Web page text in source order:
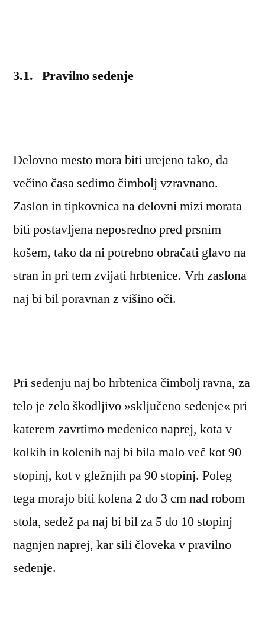
3.1. Pravilno sedenje
Delovno mesto mora biti urejeno tako, da
večino časa sedimo čimbolj vzravnano.
Zaslon in tipkovnica na delovni mizi morata
biti postavljena neposredno pred prsnim
košem, tako da ni potrebno obračati glavo na
stran in pri tem zvijati hrbtenice. Vrh zaslona
naj bi bil poravnan z višino oči.
Pri sedenju naj bo hrbtenica čimbolj ravna, za
telo je zelo škodljivo »sključeno sedenje« pri
katerem zavrtimo medenico naprej, kota v
kolkih in kolenih naj bi bila malo več kot 90
stopinj, kot v gležnjih pa 90 stopinj. Poleg
tega morajo biti kolena 2 do 3 cm nad robom
stola, sedež pa naj bi bil za 5 do 10 stopinj
nagnjen naprej, kar sili človeka v pravilno
sedenje.